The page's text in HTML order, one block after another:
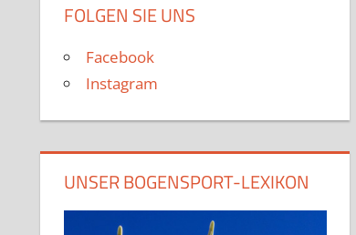
FOLGEN SIE UNS
Facebook
Instagram
UNSER BOGENSPORT-LEXIKON